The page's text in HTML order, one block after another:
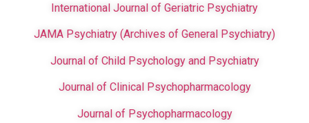
International Journal of Geriatric Psychiatry
JAMA Psychiatry (Archives of General Psychiatry)
Journal of Child Psychology and Psychiatry
Journal of Clinical Psychopharmacology
Journal of Psychopharmacology